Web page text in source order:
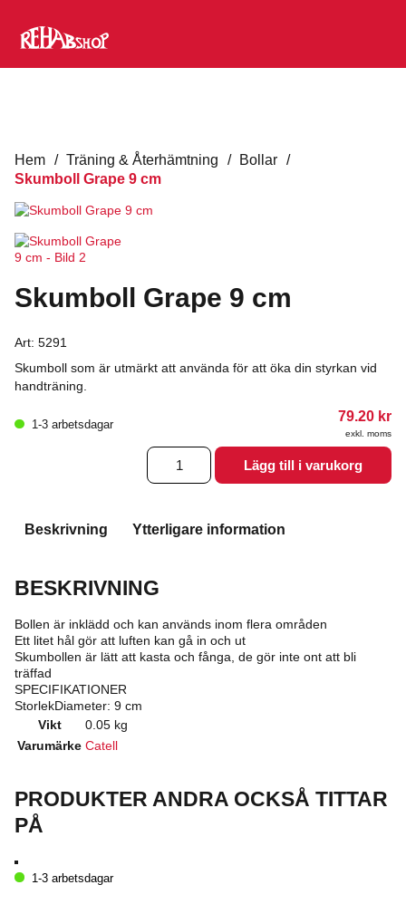
Hem / Träning & Återhämtning / Bollar /
Skumboll Grape 9 cm
Skumboll Grape 9 cm
Art: 5291
Skumboll som är utmärkt att använda för att öka din styrkan vid
handträning.
1-3 arbetsdagar
79.20 kr
exkl. moms
Skumboll
Grape
9
mängd
Lägg till i varukorg
Beskrivning Ytterligare information
BESKRIVNING
Bollen är inklädd och kan används inom flera områden
Ett litet hål gör att luften kan gå in och ut
Skumbollen är lätt att kasta och fånga, de gör inte ont att bli
träffad
SPECIFIKATIONER
StorlekDiameter: 9 cm
Vikt
0.05 kg
Varumärke Catell
PRODUKTER ANDRA OCKSÅ TITTAR
PÅ
1-3 arbetsdagar